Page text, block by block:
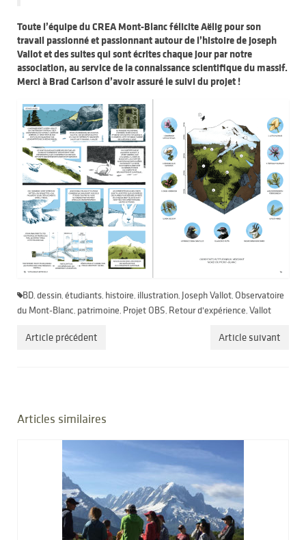
Toute l’équipe du CREA Mont-Blanc félicite Aëlig pour son
travail passionné et passionnant autour de l’histoire de Joseph
Vallot et des suites qui sont écrites chaque jour par notre
association, au service de la connaissance scientifique du massif.
Merci à Brad Carlson d’avoir assuré le suivi du projet !
BD, dessin, étudiants, histoire, illustration, Joseph Vallot, Observatoire
du Mont-Blanc, patrimoine, Projet OBS, Retour d'expérience, Vallot
Article précédent Article suivant
Articles similaires